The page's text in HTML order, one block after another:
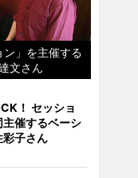
ン」を主催する
文さん
！ セッショ
主催するベーシ
彩子さん